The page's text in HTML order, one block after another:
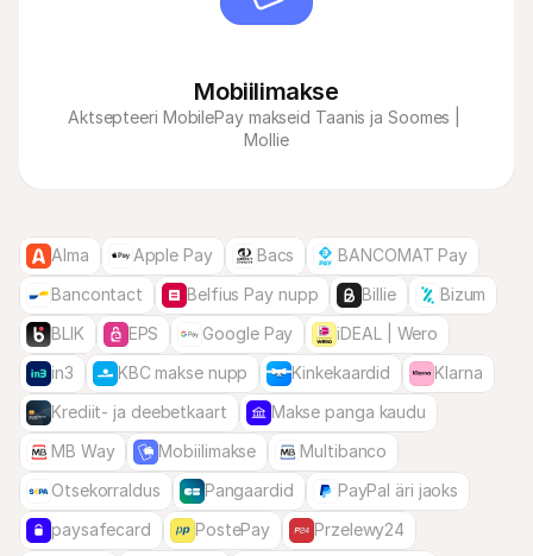
Mobiilimakse
Aktsepteeri MobilePay makseid Taanis ja Soomes |
Mollie
Alma Apple Pay Bacs
BANCOMAT Pay
Bancontact
Belfius Pay nupp Billie
Bizum
BLIK
EPS Google Pay
iDEAL | Wero
in3
KBC makse nupp Kinkekaardid
Klarna
Krediit- ja deebetkaart
Makse panga kaudu
MB Way
Mobiilimakse
Multibanco
Otsekorraldus
Pangaardid
PayPal äri jaoks
paysafecard
PostePay
Przelewy24